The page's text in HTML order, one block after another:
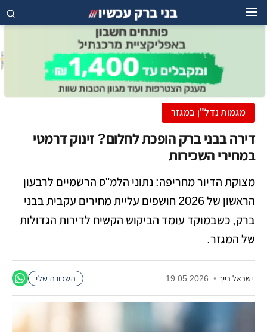
מגמות נדל"ן במגזר
דירה בבני ברק הופכת לחלום? זינוק דרמטי
במחירי השכירות
מצוקת הדיור מחריפה: נתוני הלמ"ס הרשמיים לרבעון
הראשון של 2026 חושפים עליית מחירים עקבית בבני
ברק, כשבמוקד עומד הביקוש הקשיח לדירות הגדולות
של המגזר.
ישראל רייך •
19.05.2026 השכונה שלי